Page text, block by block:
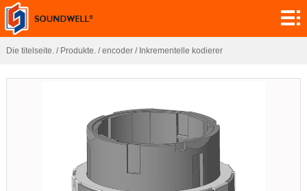
Ranzoomen.
Modul
maßgeschneidert.
encoder
Die titelseite./ Produkte./encoder/ Inkrementelle kodierer